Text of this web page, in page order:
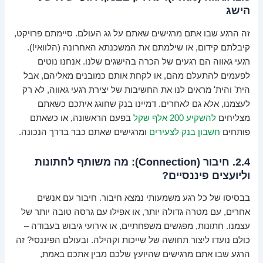
הישג
זה הרגע שבו אתם מרגישים שאתם על גג העולם. סיימתם פרויקט,
קיבלתם קידום, או שילמתם את המשכנתא האחרונה (הלוואי!).
רגעי גאווה הם רגעים של הכרה בהישגים שלנו. אנחנו נוטים
לפעמים להתעלם מהם, או לקחת אותם כמובנים מאליהם, אבל
הית' והית' מראים לנו את החשיבות של יצירת רגעי גאווה, לא רק
לעצמנו, אלא גם לאחרים. דמיינו בנק שחוגג איתכם כשאתם
מצליחיםלהשקיע 200 אלף שקל
בפעם הראשונה, או כשאתם
פותחים חשבון בנק לצעירים ומרגישים שאתם כבר בדרך הנכונה.
2.4. חיבור (Connection): מה משותף לחתונות
וליועצים פיננסיים?
בבסיסו של כל רגע משמעותי נמצא חיבור. חיבור עם אנשים
אחרים, עם מטרה גדולה יותר, או אפילו עם גרסה טובה יותר של
עצמנו. חתונות, מפגשים משפחתיים, או אירועי גיבוש בעבודה –
כולם נועדו ליצור תחושה של שייכות וקהילה. ובעולם הפיננסי? זה
הרגע שבו אתם מרגישים שהיועץ שלכם מבין אתכם באמת,